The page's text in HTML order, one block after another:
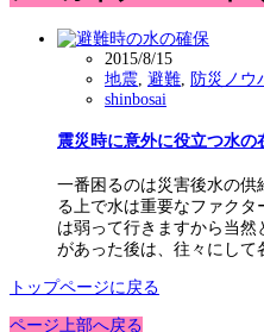
2015/8/15
地震 避難
防災ノウ
shinbosai
震災時に意外に役立つ水の
一番困るのは災害後水の供
る上で水は重要なファクタ
は弱って行きますから当
があった後は、往々にし
トップページに戻る
ページ上部へ戻る